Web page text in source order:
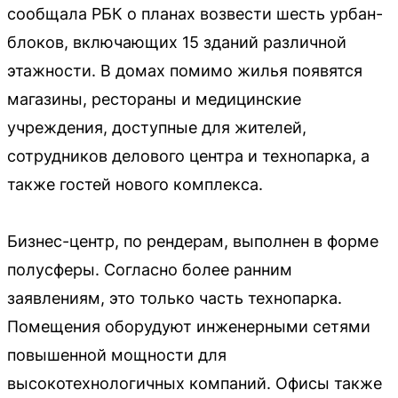
сообщала РБК о планах возвести шесть урбан-
блоков, включающих 15 зданий различной
этажности. В домах помимо жилья появятся
магазины, рестораны и медицинские
учреждения, доступные для жителей,
сотрудников делового центра и технопарка, а
также гостей нового комплекса.
Бизнес-центр, по рендерам, выполнен в форме
полусферы. Согласно более ранним
заявлениям, это только часть технопарка.
Помещения оборудуют инженерными сетями
повышенной мощности для
высокотехнологичных компаний. Офисы также